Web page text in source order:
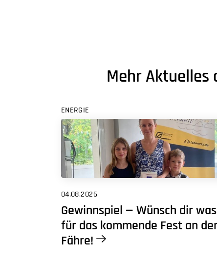
Mehr Aktuelles
ENERGIE
04.08.2026
Gewinnspiel — Wünsch dir was
für das kommende Fest an
Fähre!